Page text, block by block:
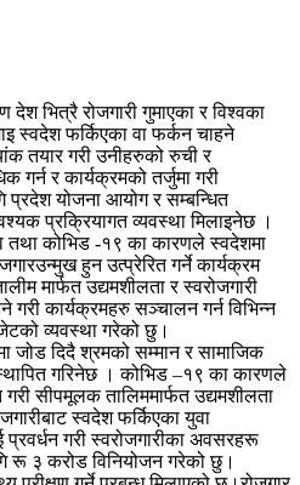
देश भित्रै रोजगारी गुमाएका र विश्वका
स्वदेश फर्किएका वा फर्कन चाहने
तयार गरी उनीहरुको रुची र
गर्न र कार्यक्रमको तर्जुमा गरी
प्रदेश योजना आयोग र सम्बन्धित
प्रक्रियागत व्यवस्था मिलाइनेछ ।
तथा कोभिड -१९ का कारणले स्वदेशमा
हुन उत्प्रेरित गर्ने कार्यक्रम
मार्फत उद्यमशीलता र स्वरोजगारी
गरी कार्यक्रमहरु सञ्चालन गर्न विभिन्न
व्यवस्था गरेको छु।
जोड दिदै श्रमको सम्मान र सामाजिक
गरिनेछ । कोभिड –१९ का कारणले
सीपमूलक तालिममार्फत उद्यमशीलता
स्वदेश फर्किएका युवा
गरी स्वरोजगारीका अवसरहरू
रू ३ करोड विनियोजन गरेको छु।